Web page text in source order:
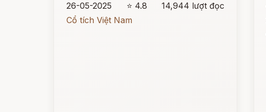
26-05-2025
⭐ 4.8
14,944 lượt đọc
Cổ tích Việt Nam